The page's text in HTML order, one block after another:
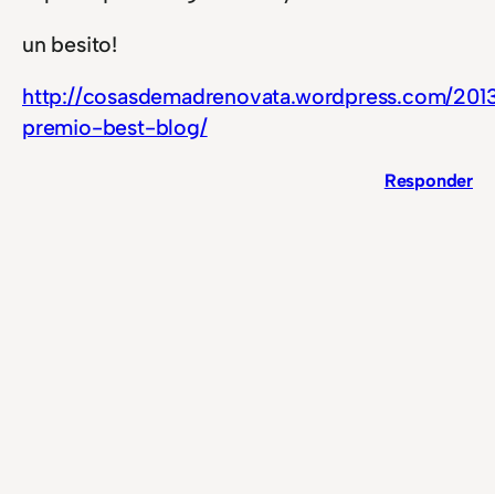
un besito!
http://cosasdemadrenovata.wordpress.com/
premio-best-blog/
Responder